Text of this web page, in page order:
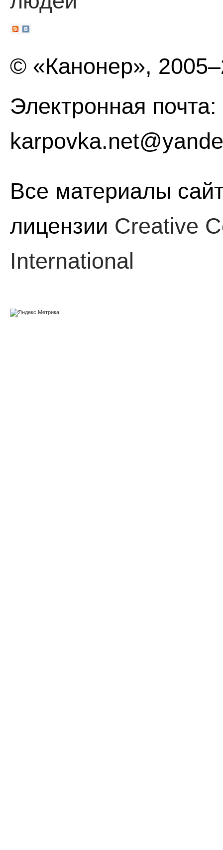
© «Канонер»,
Электронная почта:
Все материалы
лицензии Creative
International